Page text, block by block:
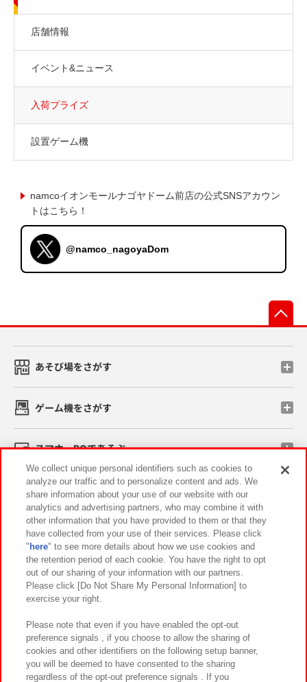
店舗情報
イベント&ニュース
入荷プライズ
設置ゲーム機
namcoイオンモールナゴヤドーム前店の公式SNSアカウン
トはこちら！
@namco_nagoyaDom
あそび場をさがす
ゲーム機をさがす
スマホ・PCであそぶ
イベント・キャンペーン
関連会社 サステナビリティ サイトポリシー
プライバシーポリシー ウェブアクセシビリティ方針と検証結果
お取引先さまとともに
カスタマーハラスメント対応方針 よくあるご質問・お問い合わせ
We collect unique personal identifiers such as cookies to
analyze our traffic and to personalize content and ads. We
share information about your use of our website with our
analytics and advertising partners, who may combine it with
other information that you have provided to them or that they
have collected from your use of their services. Please click
" here" to see more details about how we use cookies and
the retention period of each cookie. You have the right to opt
out of our sharing of your information with our partners.
Please click [Do Not Share My Personal Information] to
exercise your right.
Please note that even if you have enabled the opt-out
preference signals , if you choose to allow the sharing of
cookies and other identifiers on the following setup banner,
you will be deemed to have consented to the sharing
regardless of the opt-out preference signals . If you